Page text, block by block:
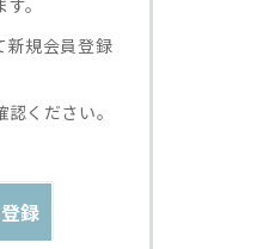
。
新規会員登録
認ください。
録